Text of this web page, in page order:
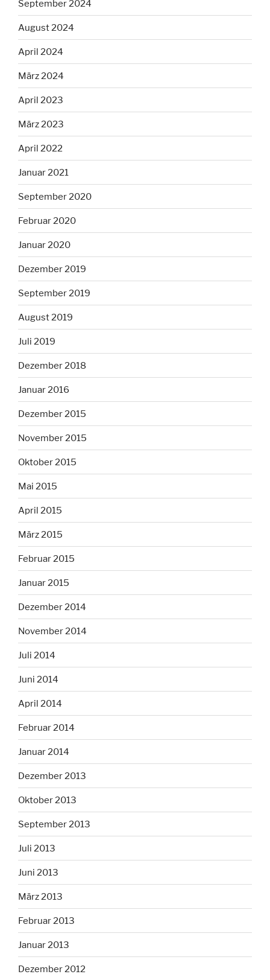
September 2024
August 2024
April 2024
März 2024
April 2023
März 2023
April 2022
Januar 2021
September 2020
Februar 2020
Januar 2020
Dezember 2019
September 2019
August 2019
Juli 2019
Dezember 2018
Januar 2016
Dezember 2015
November 2015
Oktober 2015
Mai 2015
April 2015
März 2015
Februar 2015
Januar 2015
Dezember 2014
November 2014
Juli 2014
Juni 2014
April 2014
Februar 2014
Januar 2014
Dezember 2013
Oktober 2013
September 2013
Juli 2013
Juni 2013
März 2013
Februar 2013
Januar 2013
Dezember 2012